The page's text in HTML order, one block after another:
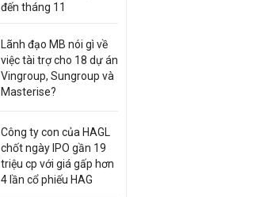
đến tháng 11
Lãnh đạo MB nói gì về
việc tài trợ cho 18 dự án
Vingroup, Sungroup và
Masterise?
Công ty con của HAGL
chốt ngày IPO gần 19
triệu cp với giá gấp hơn
4 lần cổ phiếu HAG